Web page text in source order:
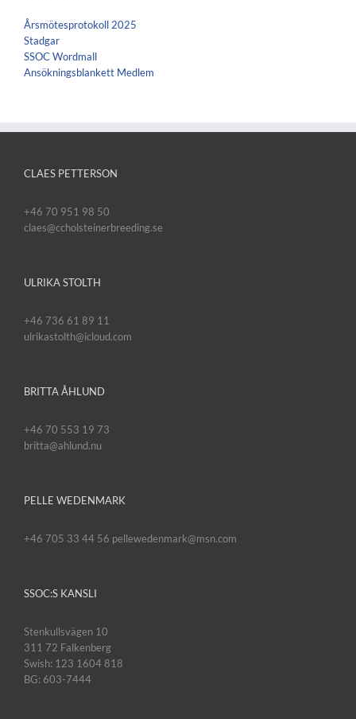
Årsmötesprotokoll 2025
Stadgar
SSOC Wordmall
Ansökningsblankett Medlem
CLAES PETTERSON
+46 70 951 98 50
claes@ccholsteinerbreeding.se
ULRIKA STOLTH
+46 736 61 89 11
ulrikastolth@icloud.com
BRITTA ÅHLUND
+46 70 553 19 73
britta@ahlund.nu
PELLE WEDENMARK
+46 705 33 44 56 pellewedenmark@msn.com
SSOC:S KANSLI
Stenkullsvägen 10
311 72 Falkenberg
Swish: 123 1604 818
BG: 603-7444